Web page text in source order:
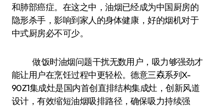
和肺部癌症。在这之中，油烟已经成为中国厨房的
隐形杀手，影响到家人的身体健康，好的烟机对于
中式厨房必不可少。
做饭时油烟问题干扰无数用户，吸力够强劲才
能让用户在烹饪过程中更轻松。德意三𡘙系列X-
90Z1集成灶是国内首创直排结构集成灶，创新风道
设计，有效缩短油烟吸排路径，确保吸力持续强